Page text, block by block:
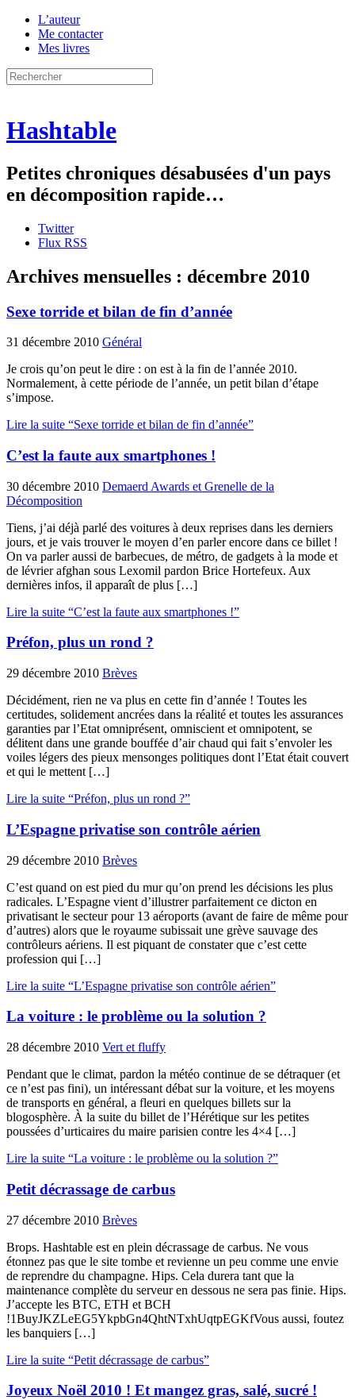
L’auteur
Me contacter
Mes livres
Hashtable
Petites chroniques désabusées d'un pays
en décomposition rapide…
Twitter
Flux RSS
Archives mensuelles : décembre 2010
Sexe torride et bilan de fin d’année
31 décembre 2010 Général
Je crois qu’on peut le dire : on est à la fin de l’année 2010.
Normalement, à cette période de l’année, un petit bilan d’étape
s’impose.
Lire la suite “Sexe torride et bilan de fin d’année”
C’est la faute aux smartphones !
30 décembre 2010 Demaerd Awards et Grenelle de la
Décomposition
Tiens, j’ai déjà parlé des voitures à deux reprises dans les derniers
jours, et je vais trouver le moyen d’en parler encore dans ce billet !
On va parler aussi de barbecues, de métro, de gadgets à la mode et
de lévrier afghan sous Lexomil pardon Brice Hortefeux. Aux
dernières infos, il apparaît de plus […]
Lire la suite “C’est la faute aux smartphones !”
Préfon, plus un rond ?
29 décembre 2010 Brèves
Décidément, rien ne va plus en cette fin d’année ! Toutes les
certitudes, solidement ancrées dans la réalité et toutes les assurances
garanties par l’Etat omniprésent, omniscient et omnipotent, se
délitent dans une grande bouffée d’air chaud qui fait s’envoler les
voiles légers des pieux mensonges politiques dont l’Etat était couvert
et qui le mettent […]
Lire la suite “Préfon, plus un rond ?”
L’Espagne privatise son contrôle aérien
29 décembre 2010 Brèves
C’est quand on est pied du mur qu’on prend les décisions les plus
radicales. L’Espagne vient d’illustrer parfaitement ce dicton en
privatisant le secteur pour 13 aéroports (avant de faire de même pour
d’autres) alors que le royaume subissait une grève sauvage des
contrôleurs aériens. Il est piquant de constater que c’est cette
profession qui […]
Lire la suite “L’Espagne privatise son contrôle aérien”
La voiture : le problème ou la solution ?
28 décembre 2010 Vert et fluffy
Pendant que le climat, pardon la météo continue de se détraquer (et
ce n’est pas fini), un intéressant débat sur la voiture, et les moyens
de transports en général, a fleuri en quelques billets sur la
blogosphère. À la suite du billet de l’Hérétique sur les petites
poussées d’urticaires du maire parisien contre les 4×4 […]
Lire la suite “La voiture : le problème ou la solution ?”
Petit décrassage de carbus
27 décembre 2010 Brèves
Brops. Hashtable est en plein décrassage de carbus. Ne vous
étonnez pas que le site tombe et revienne un peu comme une envie
de reprendre du champagne. Hips. Cela durera tant que la
maintenance complète du serveur en dessous ne sera pas finie. Hips.
J’accepte les BTC, ETH et BCH
!1BuyJKZLeEG5YkpbGn4QhtNTxhUqtpEGKfVous aussi, foutez
les banquiers […]
Lire la suite “Petit décrassage de carbus”
Joyeux Noël 2010 ! Et mangez gras, salé, sucré !